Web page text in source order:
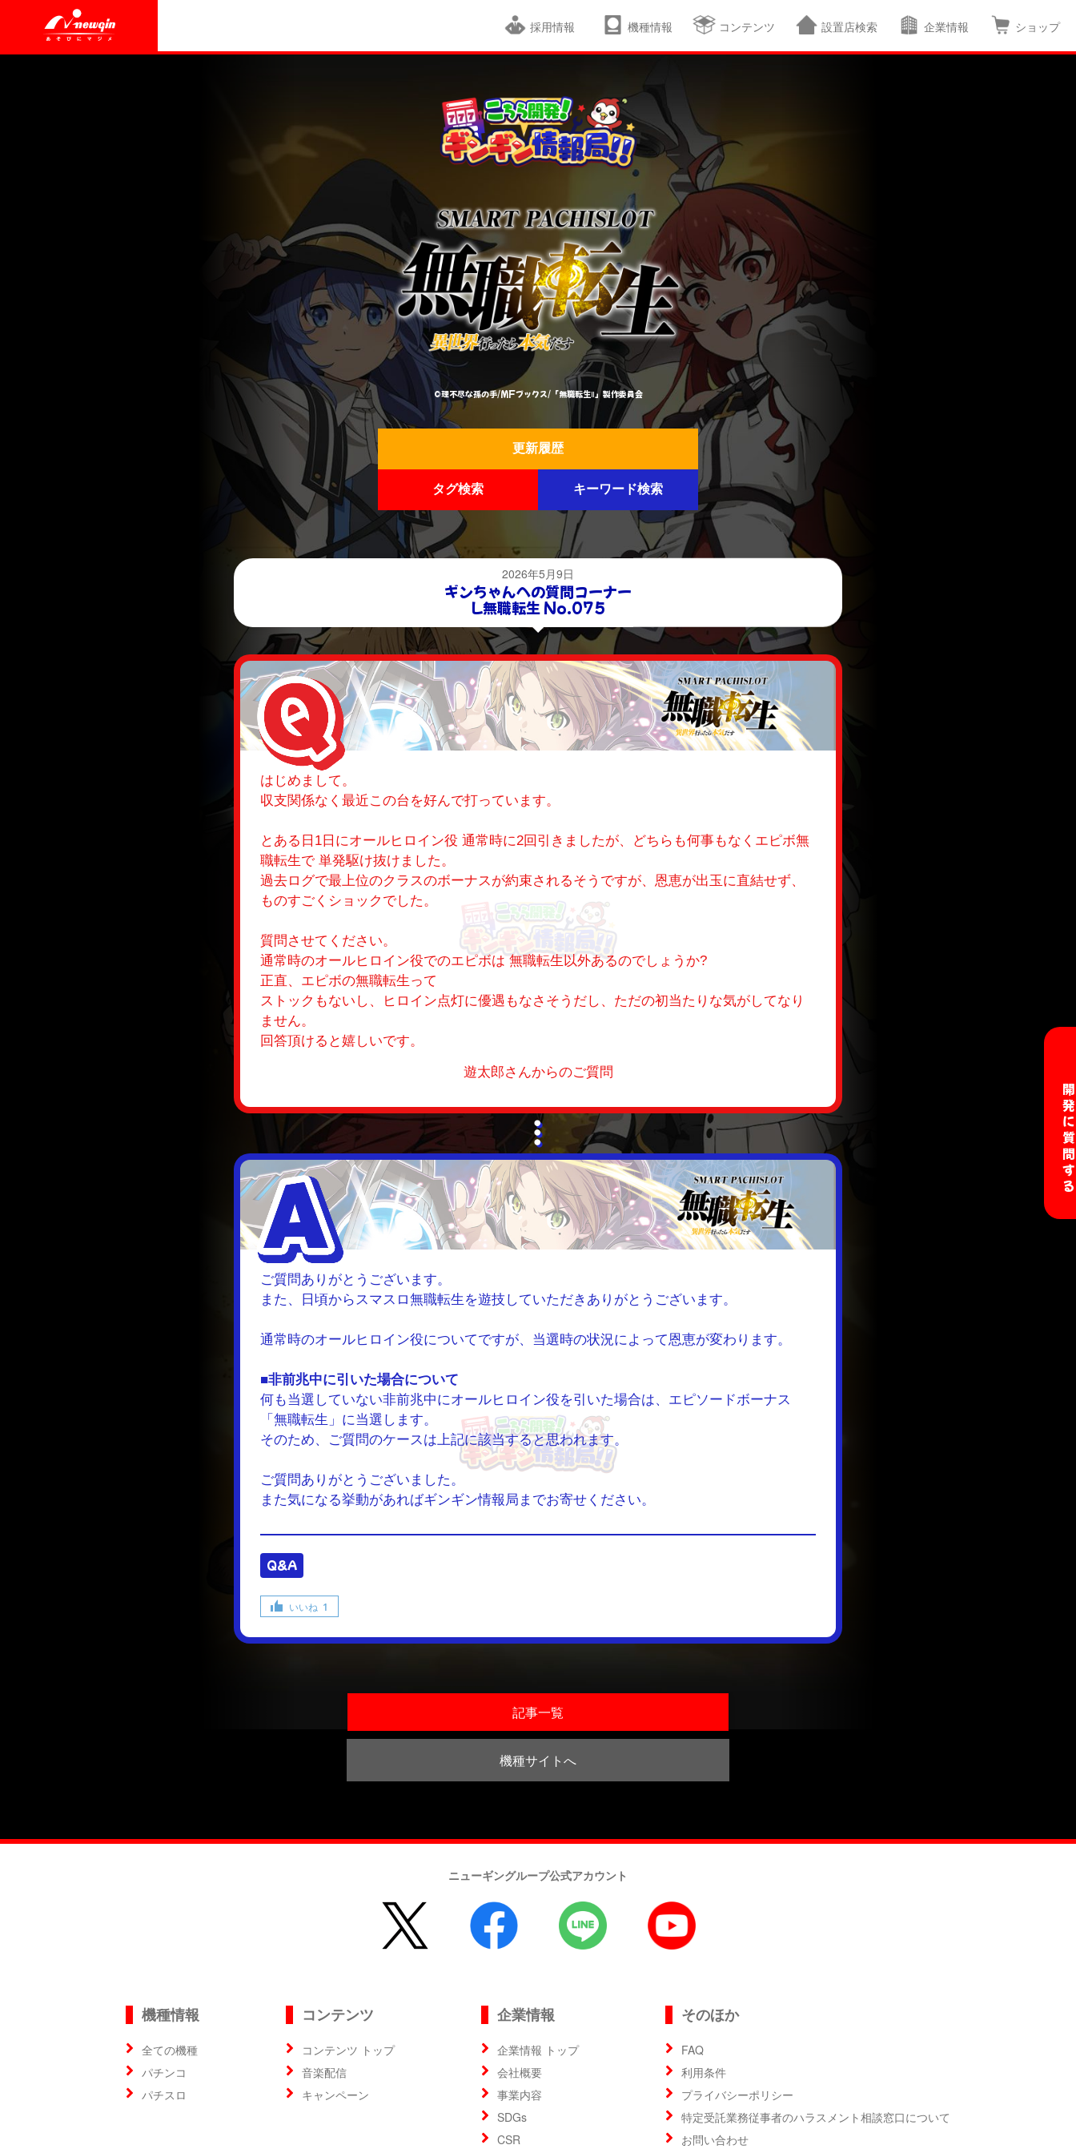
採用情報 機種情報 コンテンツ 設置店検索 企業情報 ショップ
©理不尽な孫の手/MFブックス/「無職転生Ⅱ」製作委員会
更新履歴
タグ検索 キーワード検索
2026年5月9日
ギンちゃんへの質問コーナー
L無職転生 No.075
はじめまして。
収支関係なく最近この台を好んで打っています。
とある日1日にオールヒロイン役 通常時に2回引きましたが、どちらも何事もなくエピボ無
職転生で 単発駆け抜けました。
過去ログで最上位のクラスのボーナスが約束されるそうですが、恩恵が出玉に直結せず、
ものすごくショックでした。
質問させてください。
通常時のオールヒロイン役でのエピボは 無職転生以外あるのでしょうか?
正直、エピボの無職転生って
ストックもないし、ヒロイン点灯に優遇もなさそうだし、ただの初当たりな気がしてなり
ません。
回答頂けると嬉しいです。
遊太郎さんからのご質問
ご質問ありがとうございます。
また、日頃からスマスロ無職転生を遊技していただきありがとうございます。
通常時のオールヒロイン役についてですが、当選時の状況によって恩恵が変わります。
■非前兆中に引いた場合について
何も当選していない非前兆中にオールヒロイン役を引いた場合は、エピソードボーナス
「無職転生」に当選します。
そのため、
ご質問のケースは上記に該当すると思われます。
ご質問ありがとうございました。
また気になる挙動があればギンギン情報局までお寄せください。
Q&A
いいね 1
記事一覧
機種サイトへ
開発に
ニューギングループ公式アカウント
機種情報
全ての機種
パチンコ
パチスロ
コンテンツ
コンテンツ トップ
音楽配信
キャンペーン
企業情報
企業情報 トップ
会社概要
事業内容
SDGs
CSR
そのほか
FAQ
利用条件
プライバシーポリシー
特定受託業務従事者のハラスメント相談窓口について
お問い合わせ